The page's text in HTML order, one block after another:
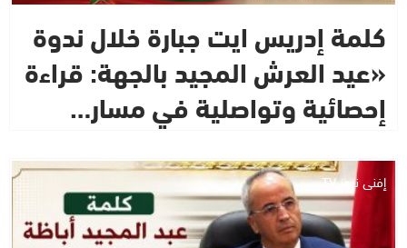
كلمة إدريس ايت جبارة خلال ندوة
«عيد العرش المجيد بالجهة: قراءة
إحصائية وتواصلية في مسار…
إفني نيوز TV